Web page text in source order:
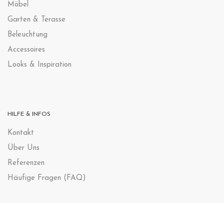
Möbel
Garten & Terasse
Beleuchtung
Accessoires
Looks & Inspiration
HILFE & INFOS
Kontakt
Über Uns
Referenzen
Häufige Fragen (FAQ)